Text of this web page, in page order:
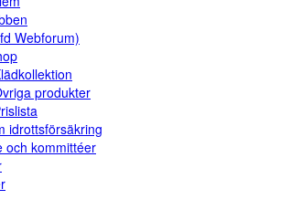
Webforum)
produkter
idrottsförsäkring
och kommittéer